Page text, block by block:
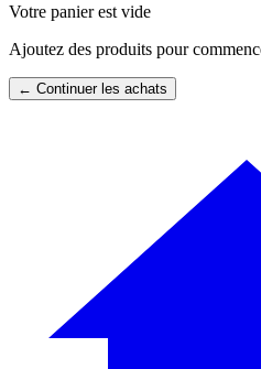
Votre panier est vide
Ajoutez des produits pour
← Continuer les achats